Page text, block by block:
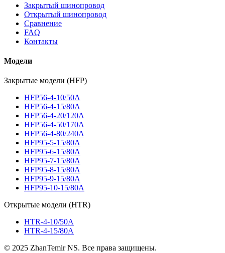
Закрытый шинопровод
Открытый шинопровод
Сравнение
FAQ
Контакты
Модели
Закрытые модели (HFP)
HFP56-4-10/50A
HFP56-4-15/80A
HFP56-4-20/120A
HFP56-4-50/170A
HFP56-4-80/240A
HFP95-5-15/80A
HFP95-6-15/80A
HFP95-7-15/80A
HFP95-8-15/80A
HFP95-9-15/80A
HFP95-10-15/80A
Открытые модели (HTR)
HTR-4-10/50A
HTR-4-15/80A
© 2025 ZhanTemir NS. Все права защищены.